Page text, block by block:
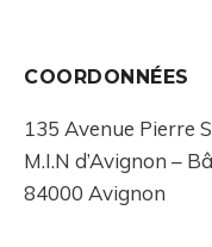
COORDONNÉES
135 Avenue Pierre
M.I.N d’Avignon –
84000 Avignon